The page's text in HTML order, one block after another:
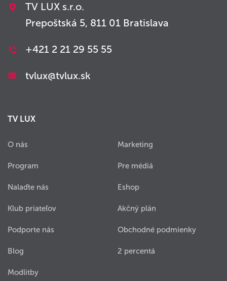
TV LUX s.r.o.
Prepoštská 5, 811 01 Bratislava
+421 2 21 29 55 55
tvlux@tvlux.sk
TV LUX
O nás
Program
Nalaďte nás
Klub priateľov
Podporte nás
Blog
Modlitby
Marketing
Pre médiá
Eshop
Akčný plán
Obchodné podmienky
2 percentá